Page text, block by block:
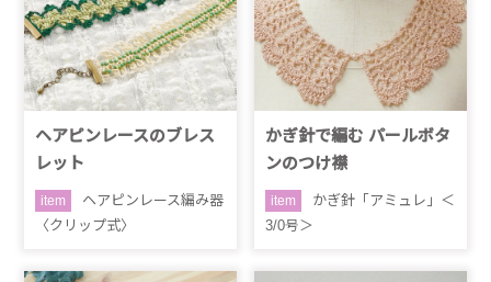
ヘアピンレースのブレス
レット
item
ヘアピンレース編み器
〈クリップ式〉
かぎ針で編む パールボタ
ンのつけ襟
item
かぎ針「アミュレ」＜
3/0号＞